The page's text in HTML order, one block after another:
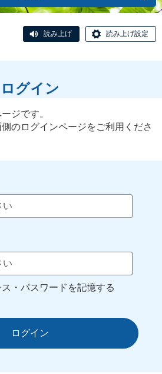
読み上げ 読み上げ設定
ログイン
ジです。
のログインページをご利用くださ
ス・パスワードを記憶する
ログイン